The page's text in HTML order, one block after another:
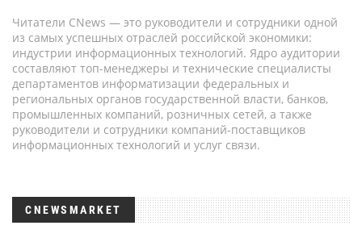
Читатели CNews — это руководители и сотрудники одной
из самых успешных отраслей российской экономики:
индустрии информационных технологий. Ядро аудитории
составляют топ-менеджеры и технические специалисты
департаментов информатизации федеральных и
региональных органов государственной власти, банков,
промышленных компаний, розничных сетей, а также
руководители и сотрудники компаний-поставщиков
информационных технологий и услуг связи.
CNEWSMARKET